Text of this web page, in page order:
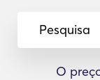
Pesquisa
O